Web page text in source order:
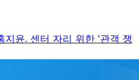
지윤, 센터 자리 위한 '관객 쟁